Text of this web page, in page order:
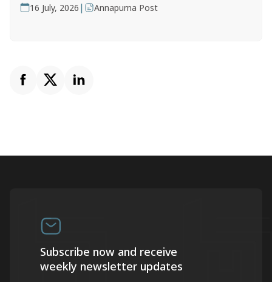
16 July, 2026 | Annapurna Post
Subscribe now and receive
weekly newsletter updates